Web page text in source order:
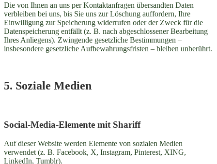
Die von Ihnen an uns per Kontaktanfragen übersandten Daten
verbleiben bei uns, bis Sie uns zur Löschung auffordern, Ihre
Einwilligung zur Speicherung widerrufen oder der Zweck für die
Datenspeicherung entfällt (z. B. nach abgeschlossener Bearbeitung
Ihres Anliegens). Zwingende gesetzliche Bestimmungen –
insbesondere gesetzliche Aufbewahrungsfristen – bleiben unberührt.
5. Soziale Medien
Social-Media-Elemente mit Shariff
Auf dieser Website werden Elemente von sozialen Medien
verwendet (z. B. Facebook, X, Instagram, Pinterest, XING,
LinkedIn, Tumblr).